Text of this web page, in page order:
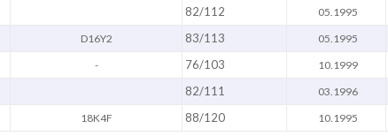
82/112 05.1995
D16Y2 83/113 05.1995
- 76/103 10.1999
82/111 03.1996
18K4F 88/120 10.1995